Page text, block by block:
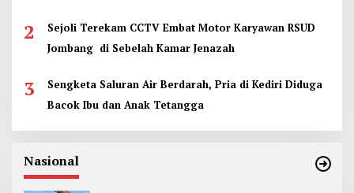
2
Sejoli Terekam CCTV Embat Motor Karyawan RSUD
Jombang di Sebelah Kamar Jenazah
3
Sengketa Saluran Air Berdarah, Pria di Kediri Diduga
Bacok Ibu dan Anak Tetangga
Nasional